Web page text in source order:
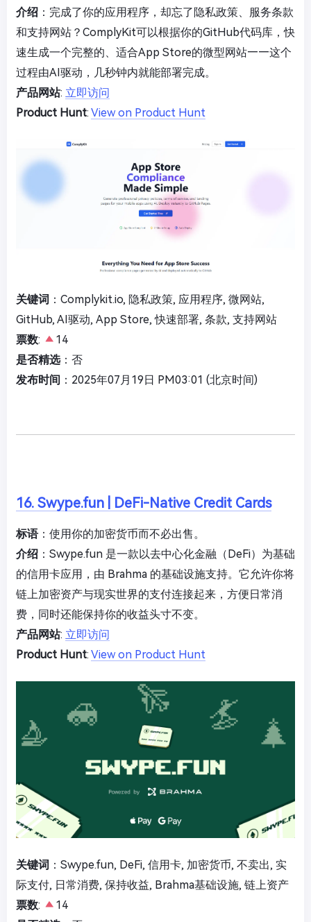
介绍 ：完成了你的应用程序，却忘了隐私政策、服务条款
和支持网站？ComplyKit可以根据你的GitHub代码库，快
速生成一个完整的、适合App Store的微型网站——这个
过程由AI驱动，几秒钟内就能部署完成。
产品网站: 立即访问
Product Hunt: View on Product Hunt
关键词 ：Complykit.io, 隐私政策, 应用程序, 微网站,
GitHub, AI驱动, App Store, 快速部署, 条款, 支持网站
票数:
14
是否精选：否
发布时间 ：2025年07月19日 PM03:01 (北京时间)
16. Swype.fun | DeFi-Native Credit Cards
标语：使用你的加密货币而不必出售。
介绍 ：Swype.fun 是一款以去中心化金融（DeFi）为基础
的信用卡应用，由 Brahma 的基础设施支持。它允许你将
链上加密资产与现实世界的支付连接起来，方便日常消
费，同时还能保持你的收益头寸不变。
产品网站: 立即访问
Product Hunt: View on Product Hunt
关键词 ：Swype.fun, DeFi, 信用卡, 加密货币, 不卖出, 实
际支付, 日常消费, 保持收益, Brahma基础设施, 链上资产
票数:
14